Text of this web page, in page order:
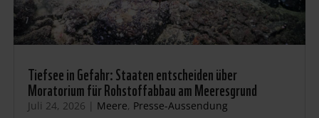
Tiefsee in Gefahr: Staaten entscheiden über
Moratorium für Rohstoffabbau am Meeresgrund
Juli 24, 2026 | Meere, Presse-Aussendung